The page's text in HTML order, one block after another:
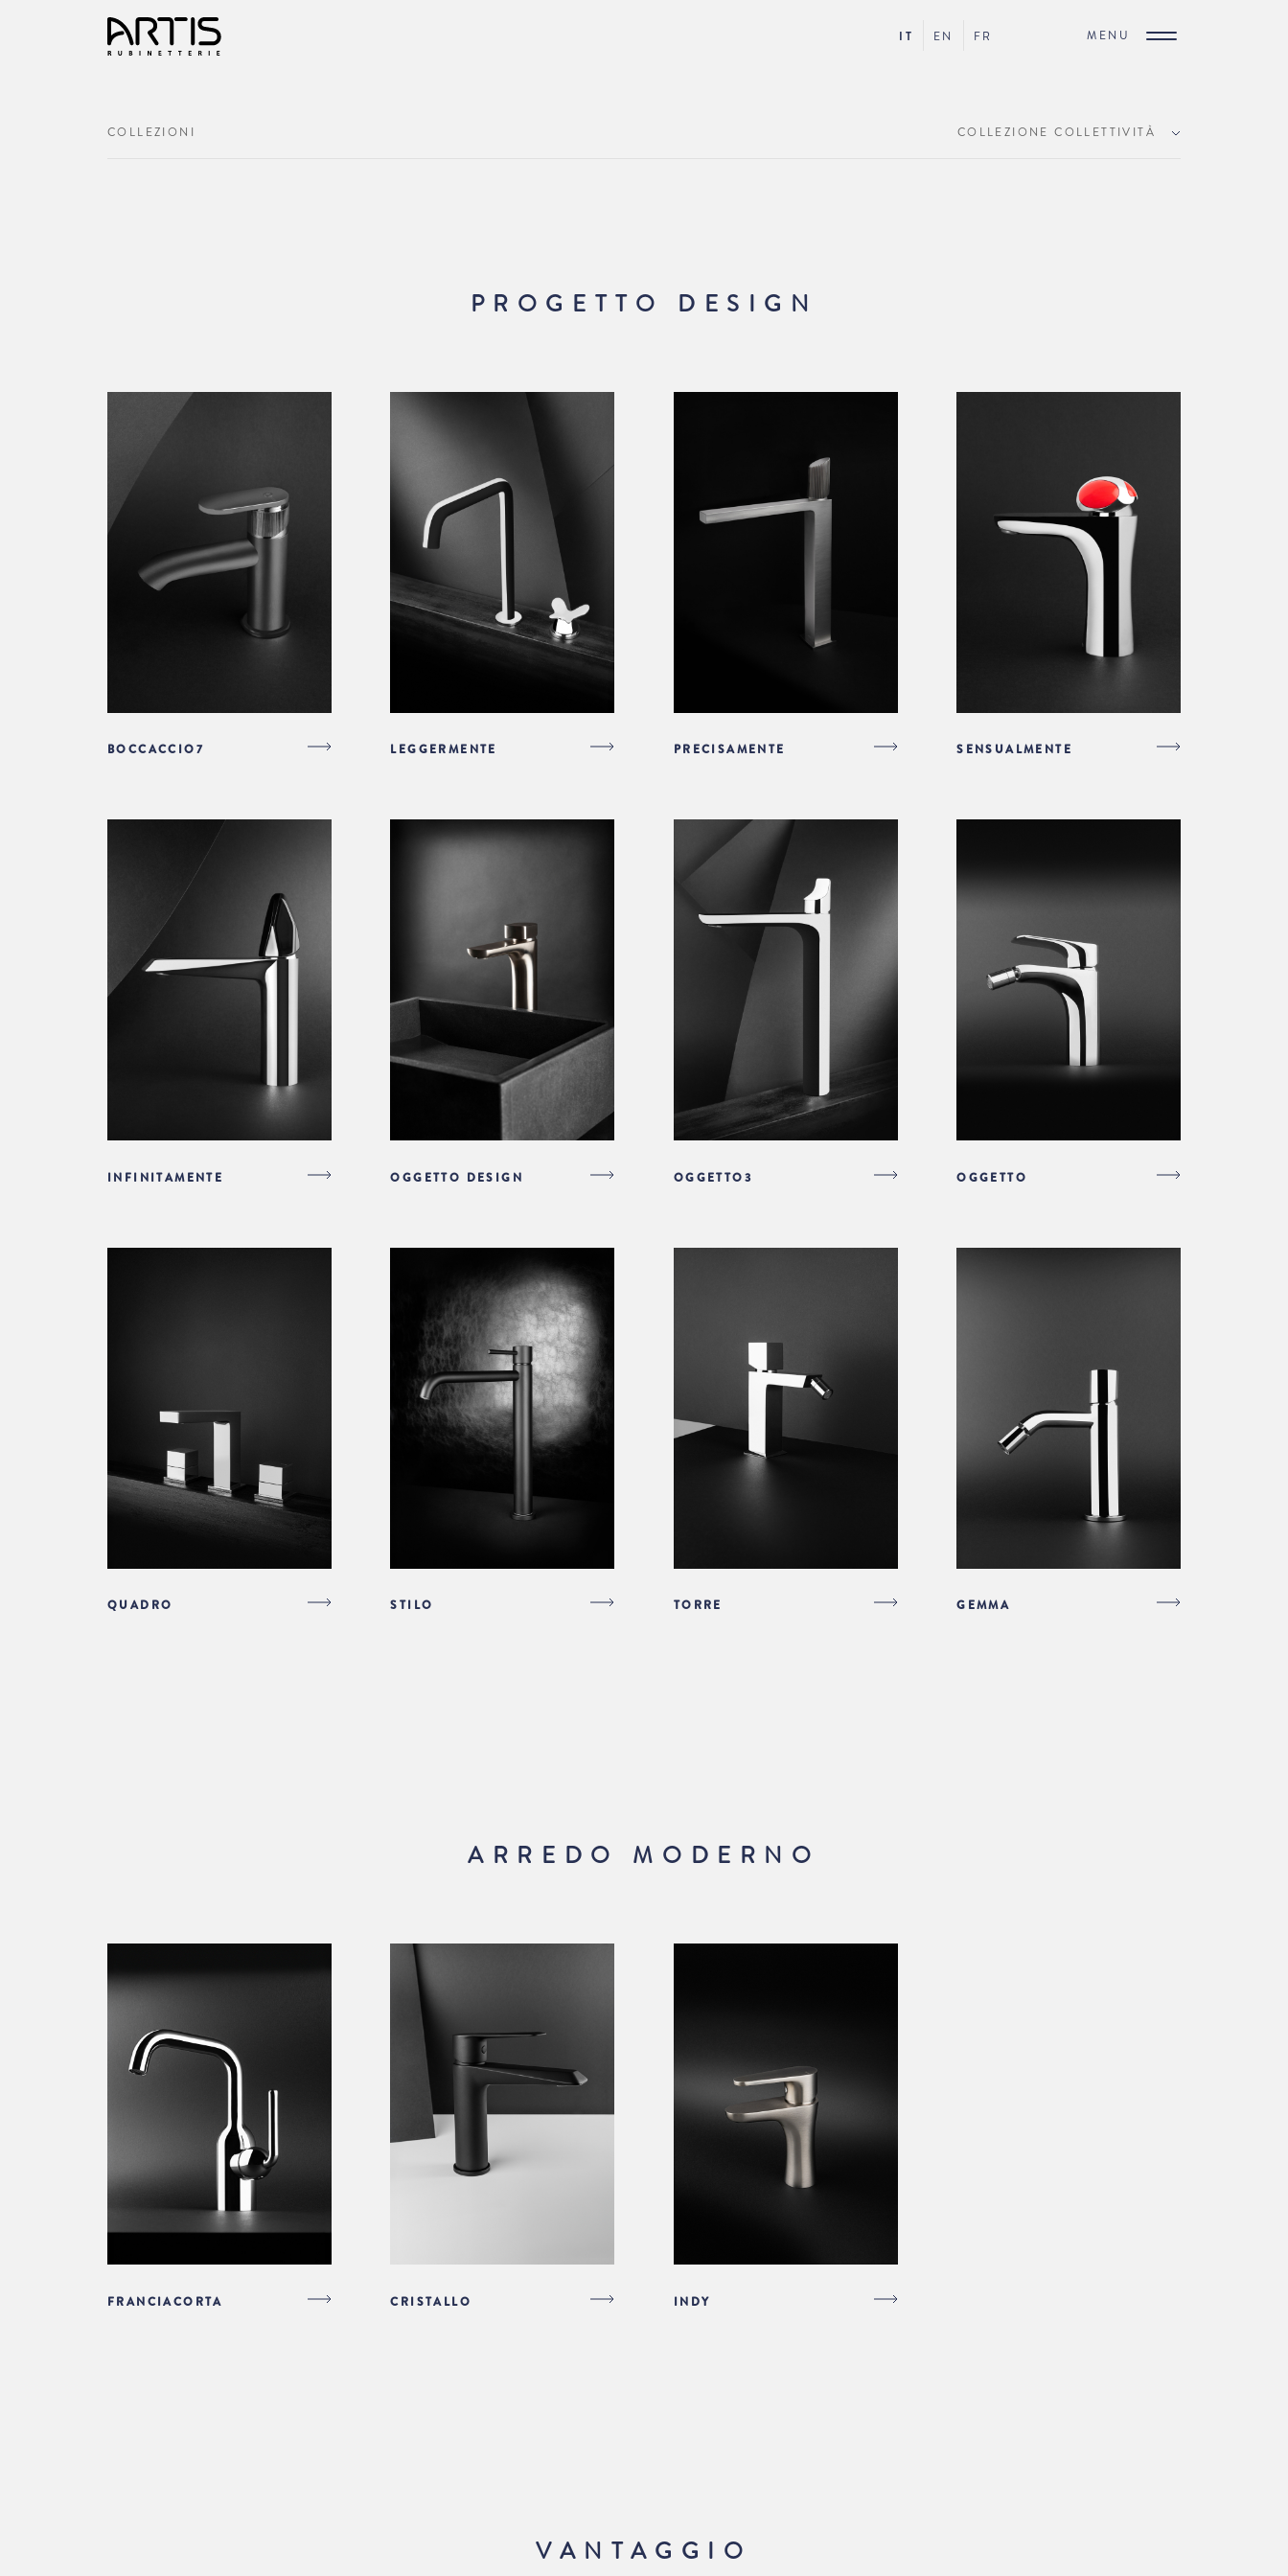
EN
IT FR MENU
COLLEZIONI COLLEZIONE COLLETTIVITÀ
PROGETTO DESIGN
BOCCACCIO7 LEGGERMENTE PRECISAMENTE SENSUALMENTE
INFINITAMENTE OGGETTO DESIGN OGGETTO3 OGGETTO
QUADRO STILO TORRE GEMMA
ARREDO MODERNO
FRANCIACORTA CRISTALLO INDY
VANTAGGIO